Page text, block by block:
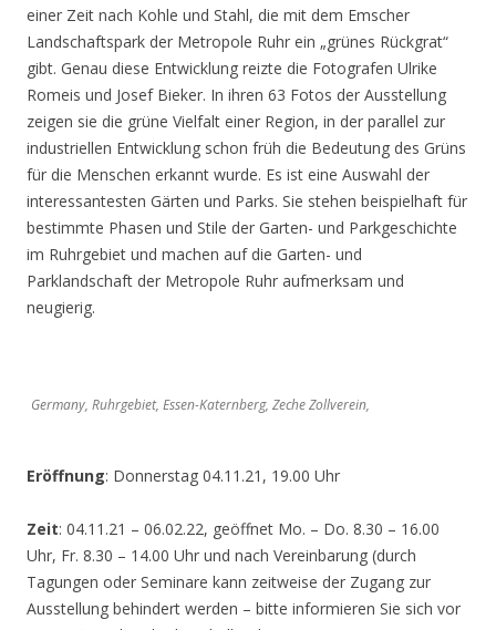
einer Zeit nach Kohle und Stahl, die mit dem Emscher
Landschaftspark der Metropole Ruhr ein „grünes Rückgrat“
gibt. Genau diese Entwicklung reizte die Fotografen Ulrike
Romeis und Josef Bieker. In ihren 63 Fotos der Ausstellung
zeigen sie die grüne Vielfalt einer Region, in der parallel zur
industriellen Entwicklung schon früh die Bedeutung des Grüns
für die Menschen erkannt wurde. Es ist eine Auswahl der
interessantesten Gärten und Parks. Sie stehen beispielhaft für
bestimmte Phasen und Stile der Garten- und Parkgeschichte
im Ruhrgebiet und machen auf die Garten- und
Parklandschaft der Metropole Ruhr aufmerksam und
neugierig.
Germany, Ruhrgebiet, Essen-Katernberg, Zeche Zollverein,
Eröffnung: Donnerstag 04.11.21, 19.00 Uhr
Zeit: 04.11.21 – 06.02.22, geöffnet Mo. – Do. 8.30 – 16.00
Uhr, Fr. 8.30 – 14.00 Uhr und nach Vereinbarung (durch
Tagungen oder Seminare kann zeitweise der Zugang zur
Ausstellung behindert werden – bitte informieren Sie sich vor